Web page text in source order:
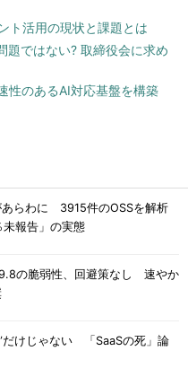
ト活用の現状と課題とは
題ではない? 取締役会に求め
性のあるAI対応基盤を構築
あらわに 3915件のOSSを解析
報告」の実態
の脆弱性、回避策なし 速やか
だけじゃない 「SaaSの死」論